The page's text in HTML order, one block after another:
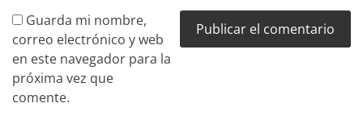
Guarda mi nombre,
correo electrónico y web
en este navegador para la
próxima vez que
comente.